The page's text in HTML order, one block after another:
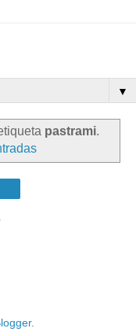
▼
pastrami.
.